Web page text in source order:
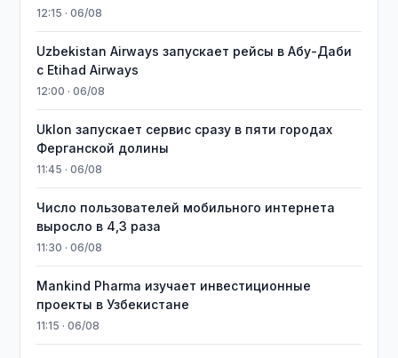
12:15 · 06/08
Uzbekistan Airways запускает рейсы в Абу-Даби
с Etihad Airways
12:00 · 06/08
Uklon запускает сервис сразу в пяти городах
Ферганской долины
11:45 · 06/08
Число пользователей мобильного интернета
выросло в 4,3 раза
11:30 · 06/08
Mankind Pharma изучает инвестиционные
проекты в Узбекистане
11:15 · 06/08